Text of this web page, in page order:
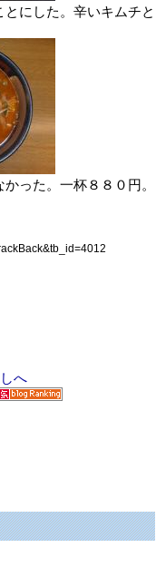
にした。辛いキムチと
った。一杯８８０円。